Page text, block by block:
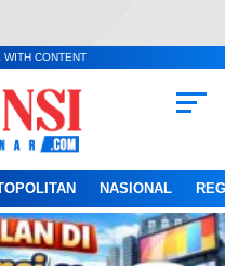
CONTENT
NASIONAL